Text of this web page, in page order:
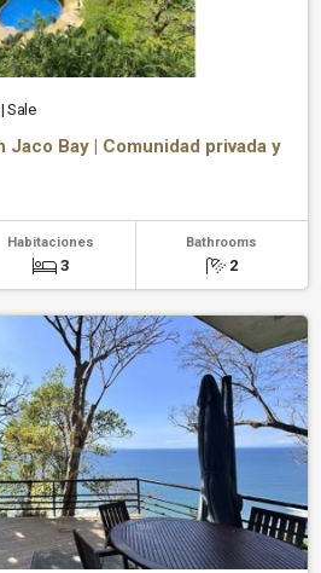
| Sale
Jaco Bay | Comunidad privada y
Habitaciones
3
Bathrooms
2